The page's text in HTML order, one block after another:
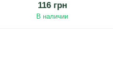
116 грн
В наличии